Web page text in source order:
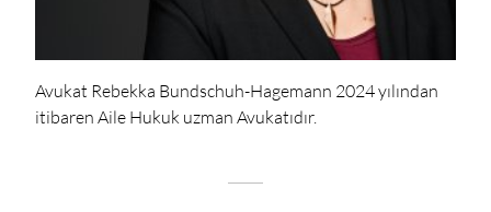
Avukat Rebekka Bundschuh-Hagemann 2024 yılından
itibaren Aile Hukuk uzman Avukatıdır.